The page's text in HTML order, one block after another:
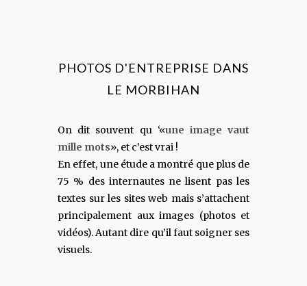
PHOTOS D'ENTREPRISE DANS
LE MORBIHAN
On dit souvent qu ‘«une image vaut
mille mots», et c’est vrai !
En effet, une étude a montré que plus de
75 % des internautes ne lisent pas les
textes sur les sites web mais s’attachent
principalement aux images (photos et
vidéos). Autant dire qu’il faut soigner ses
visuels.